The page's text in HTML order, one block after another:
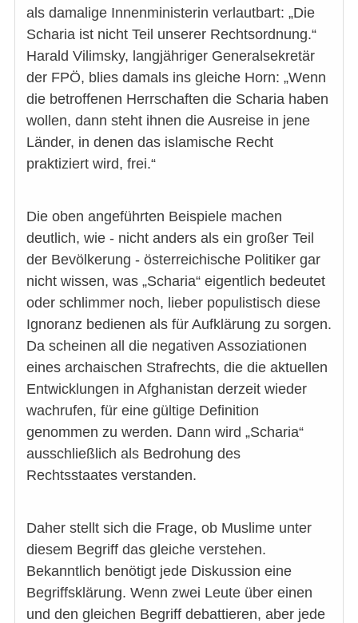
als damalige Innenministerin verlautbart: „Die
Scharia ist nicht Teil unserer Rechtsordnung.“
Harald Vilimsky, langjähriger Generalsekretär
der FPÖ, blies damals ins gleiche Horn: „Wenn
die betroffenen Herrschaften die Scharia haben
wollen, dann steht ihnen die Ausreise in jene
Länder, in denen das islamische Recht
praktiziert wird, frei.“
Die oben angeführten Beispiele machen
deutlich, wie - nicht anders als ein großer Teil
der Bevölkerung - österreichische Politiker gar
nicht wissen, was „Scharia“ eigentlich bedeutet
oder schlimmer noch, lieber populistisch diese
Ignoranz bedienen als für Aufklärung zu sorgen.
Da scheinen all die negativen Assoziationen
eines archaischen Strafrechts, die die aktuellen
Entwicklungen in Afghanistan derzeit wieder
wachrufen, für eine gültige Definition
genommen zu werden. Dann wird „Scharia“
ausschließlich als Bedrohung des
Rechtsstaates verstanden.
Daher stellt sich die Frage, ob Muslime unter
diesem Begriff das gleiche verstehen.
Bekanntlich benötigt jede Diskussion eine
Begriffsklärung. Wenn zwei Leute über einen
und den gleichen Begriff debattieren, aber jede